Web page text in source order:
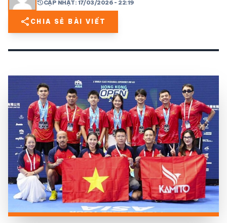
mail
historyCẬP NHẬT: 17/03/2026 - 22:19
share CHIA SẺ BÀI VIẾT